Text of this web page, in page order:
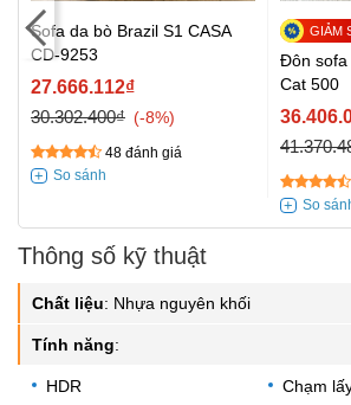
Sofa da bò Brazil S1 CASA
CD-9253
27.666.112₫
30.302.400₫
-8%
48 đánh giá
Đôn sofa
Cat 500
Thông số kỹ thuật
Chất liệu: Nhựa nguyên khối
Tính năng:
HDR
Chạm